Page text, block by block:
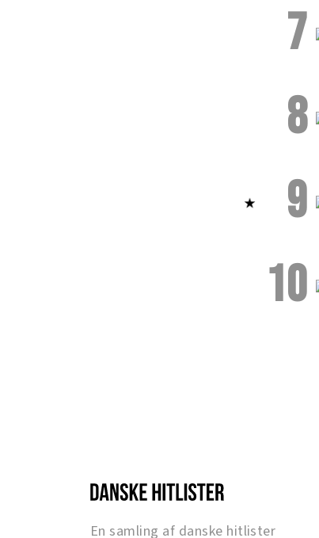
7
8
9
10
En samling af danske hitlister